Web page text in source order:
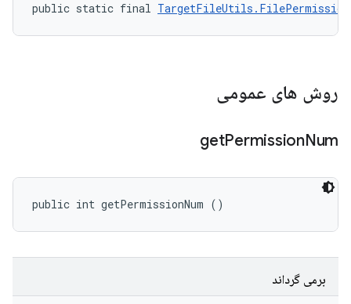
public static final TargetFileUtils.FilePermission
روش های عمومی
getPermissionNum
public int getPermissionNum ()
برمی گرداند